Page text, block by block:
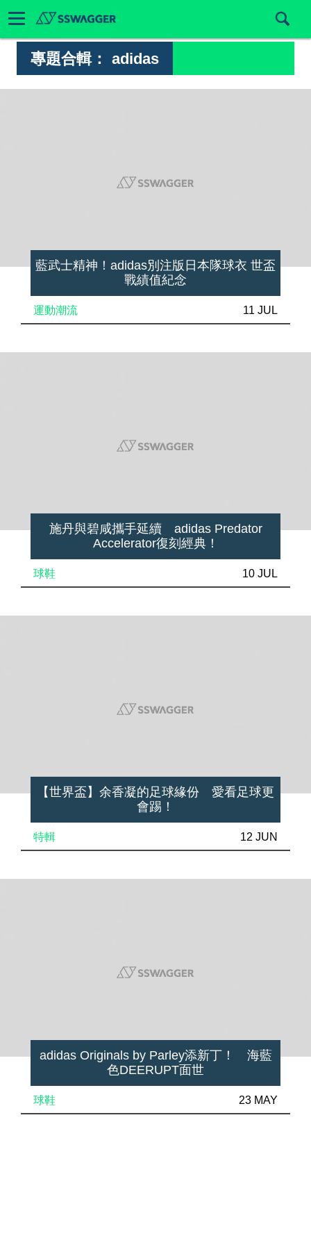
專題合輯： adidas
藍武士精神！adidas別注版日本隊球衣 世盃
戰績值紀念
運動潮流 11 JUL
施丹與碧咸攜手延續 adidas Predator
Accelerator復刻經典！
球鞋 10 JUL
【世界盃】余香凝的足球緣份 愛看足球更
會踢！
特輯 12 JUN
adidas Originals by Parley添新丁！ 海藍
色DEERUPT面世
球鞋 23 MAY